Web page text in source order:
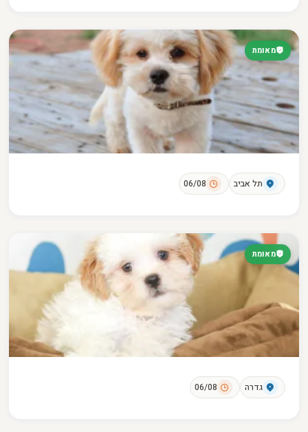
מאומת
תל אביב 06/08
מאומת
גדרה 06/08